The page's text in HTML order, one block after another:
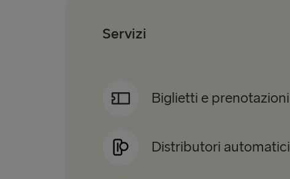
Servizi
Biglietti e prenotazioni
Distributori automatici